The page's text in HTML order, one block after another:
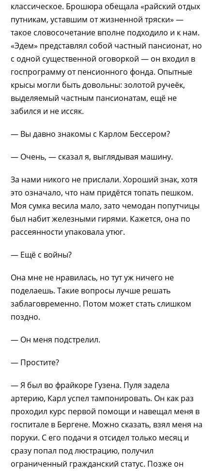
классическое. Брошюра обещала «райский отдых
путникам, уставшим от жизненной тряски» —
такое словосочетание вполне подходило и к нам.
«Эдем» представлял собой частный пансионат, но
с одной существенной оговоркой — он входил в
госпрограмму от пенсионного фонда. Опытные
крысы могли быть довольны: золотой ручеёк,
выделяемый частным пансионатам, ещё не
забился и не иссяк.
— Вы давно знакомы с Карлом Бессером?
— Очень, — сказал я, выглядывая машину.
За нами никого не прислали. Хороший знак, хотя
это означало, что нам придётся топать пешком.
Моя сумка весила мало, зато чемодан попутчицы
был набит железными гирями. Кажется, она по
рассеянности упаковала утюг.
— Ещё с войны?
Она мне не нравилась, но тут уж ничего не
поделаешь. Такие вопросы лучше решать
заблаговременно. Потом может стать слишком
поздно.
— Он меня подстрелил.
— Простите?
— Я был во фрайкоре Гузена. Пуля задела
артерию, Карл успел тампонировать. Он как раз
проходил курс первой помощи и навещал меня в
госпитале в Бергене. Можно сказать, взял меня на
поруки. С его подачи я отсидел только месяц и
сразу попал под люстрацию, получил
ограниченный гражданский статус. Позже он